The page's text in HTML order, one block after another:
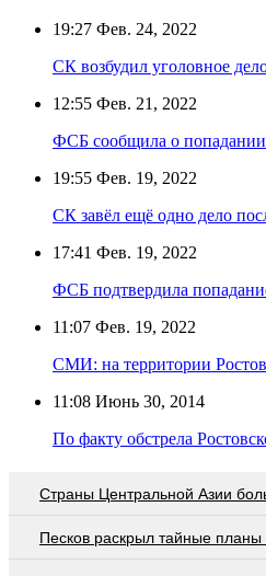
19:27 Фев. 24, 2022
СК возбудил уголовное
12:55 Фев. 21, 2022
ФСБ сообщила о попадании
19:55 Фев. 19, 2022
СК завёл ещё одно дело
17:41 Фев. 19, 2022
ФСБ подтвердила
11:07 Фев. 19, 2022
СМИ: на территории
11:08 Июнь 30, 2014
По факту обстрела
Страны Центральной Азии
Пecкoв рacкрыл тaйныe